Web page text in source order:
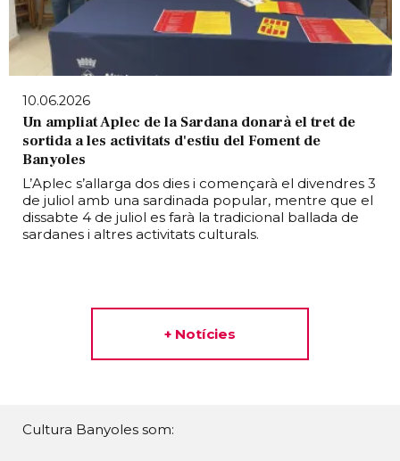
10.06.2026
Un ampliat Aplec de la Sardana donarà el tret de
sortida a les activitats d'estiu del Foment de
Banyoles
L’Aplec s’allarga dos dies i començarà el divendres 3
de juliol amb una sardinada popular, mentre que el
dissabte 4 de juliol es farà la tradicional ballada de
sardanes i altres activitats culturals.
+ Notícies
Cultura Banyoles som: